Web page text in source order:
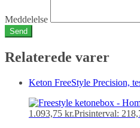
Meddelelse
Send
Relaterede varer
Keton FreeStyle Precision,
1.093,75 kr.Prisinterval: